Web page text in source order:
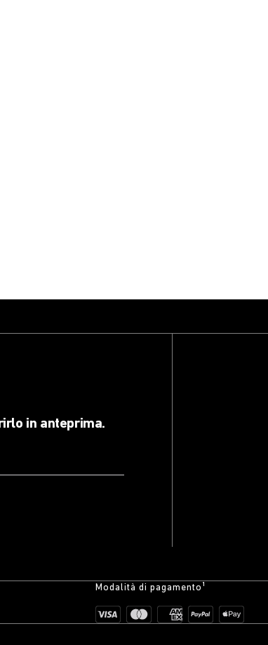
in anteprima.
Modalità di pagamento¹